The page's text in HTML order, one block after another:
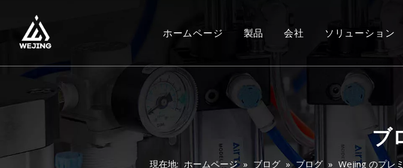
ホームページ 製品 会社 ソリューション
ブ
現在地: ホームページ » ブログ » ブログ » Wejing のプレ